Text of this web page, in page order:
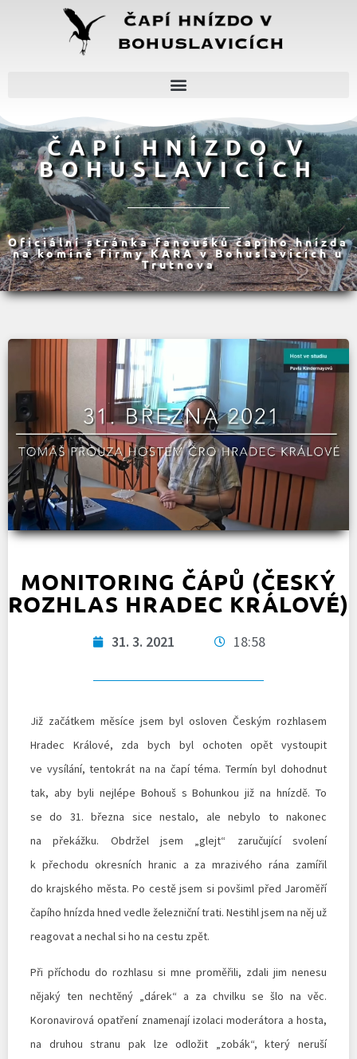
ČAPÍ HNÍZDO V
BOHUSLAVICÍCH
Oficiální stránka fanoušků čapího hnízda
na komíně firmy KARA v Bohuslavicích u
Trutnova
MONITORING ČÁPŮ (ČESKÝ
ROZHLAS HRADEC KRÁLOVÉ)
31. 3. 2021 18:58
Již začátkem měsíce jsem byl osloven Českým rozhlasem
Hradec Králové, zda bych byl ochoten opět vystoupit
ve vysílání, tentokrát na na čapí téma. Termín byl dohodnut
tak, aby byli nejlépe Bohouš s Bohunkou již na hnízdě. To
se do 31. března sice nestalo, ale nebylo to nakonec
na překážku. Obdržel jsem „glejt“ zaručující svolení
k přechodu okresních hranic a za mrazivého rána zamířil
do krajského města. Po cestě jsem si povšiml před Jaroměří
čapího hnízda hned vedle železniční trati. Nestihl jsem na něj už
reagovat a nechal si ho na cestu zpět.
Při příchodu do rozhlasu si mne proměřili, zdali jim nenesu
nějaký ten nechtěný „dárek“ a za chvilku se šlo na věc.
Koronavirová opatření znamenají izolaci moderátora a hosta,
na druhou stranu pak lze odložit „zobák“, který neruší